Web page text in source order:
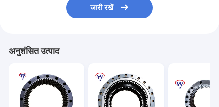
जारी रखें
अनुशंसित उत्पाद